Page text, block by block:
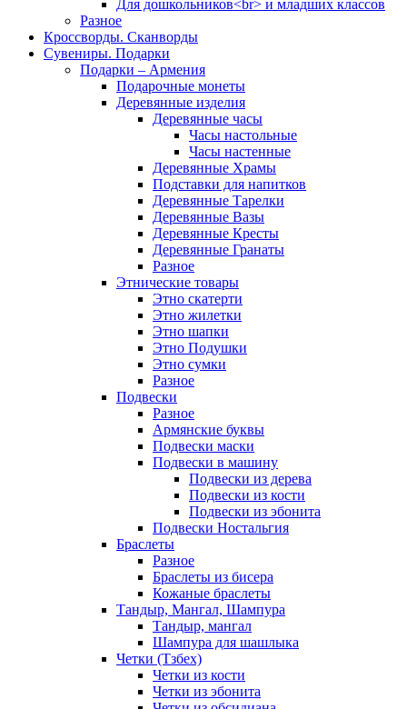
Для дошкольников<br> и младших классов
Разное
Кроссворды. Сканворды
Сувениры. Подарки
Подарки – Армения
Подарочные монеты
Деревянные изделия
Деревянные часы
Часы настольные
Часы настенные
Деревянные Храмы
Подставки для напитков
Деревянные Тарелки
Деревянные Вазы
Деревянные Кресты
Деревянные Гранаты
Разное
Этнические товары
Этно скатерти
Этно жилетки
Этно шапки
Этно Подушки
Этно сумки
Разное
Подвески
Разное
Армянские буквы
Подвески маски
Подвески в машину
Подвески из дерева
Подвески из кости
Подвески из эбонита
Подвески Ностальгия
Браслеты
Разное
Браслеты из бисера
Кожаные браслеты
Тандыр, Мангал, Шампура
Тандыр, мангал
Шампура для шашлыка
Четки (Тзбех)
Четки из кости
Четки из эбонита